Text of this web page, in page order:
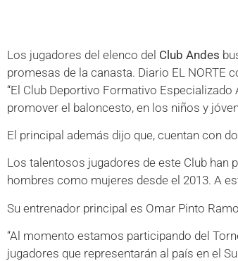
Los jugadores del elenco del Club Andes
promesas de la canasta. Diario EL NORTE
“El Club Deportivo Formativo
promover el baloncesto, en los niños y
El principal además dijo que, cuentan con
Los talentosos jugadores de este Club han
hombres como mujeres desde el 2013. A
Su entrenador principal es Omar Pinto
“Al momento estamos participando del
jugadores que representarán al país en el